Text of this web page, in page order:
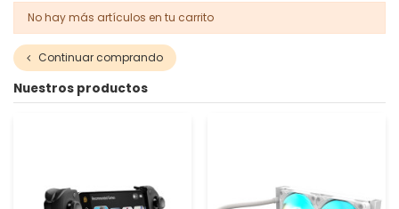
No hay más artículos en tu carrito
Continuar comprando
Nuestros productos